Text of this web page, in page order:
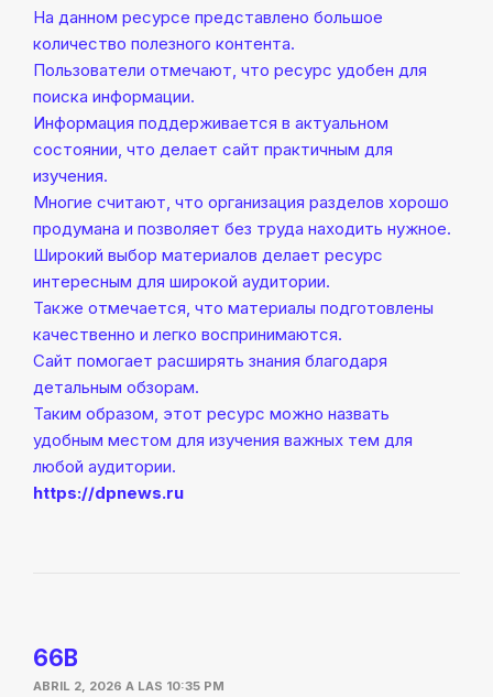
На данном ресурсе представлено большое
количество полезного контента.
Пользователи отмечают, что ресурс удобен для
поиска информации.
Информация поддерживается в актуальном
состоянии, что делает сайт практичным для
изучения.
Многие считают, что организация разделов хорошо
продумана и позволяет без труда находить нужное.
Широкий выбор материалов делает ресурс
интересным для широкой аудитории.
Также отмечается, что материалы подготовлены
качественно и легко воспринимаются.
Сайт помогает расширять знания благодаря
детальным обзорам.
Таким образом, этот ресурс можно назвать
удобным местом для изучения важных тем для
любой аудитории.
https://dpnews.ru
66B
ABRIL 2, 2026 A LAS 10:35 PM